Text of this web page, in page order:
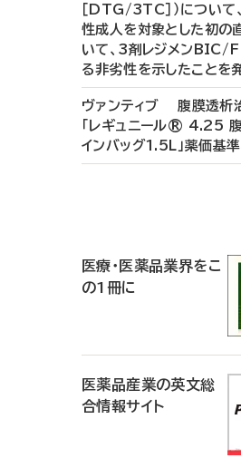
［DTG/3TC］）につい
性成人を対象とした初の
いて、3剤レジメン
る非劣性を示したことを
ヴァンティブ 腹膜透析
「レギュニール® 4.25
インバッグ1.5L」薬価基
医療・医薬品業界をこ
の1冊に
医薬品産業の英文総
合情報サイト